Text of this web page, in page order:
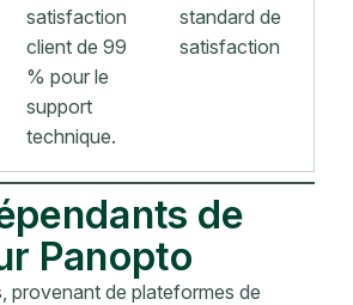
satisfaction
client de 99
% pour le
support
technique.
standard de
satisfaction
de
Panopto
provenant de plateformes de